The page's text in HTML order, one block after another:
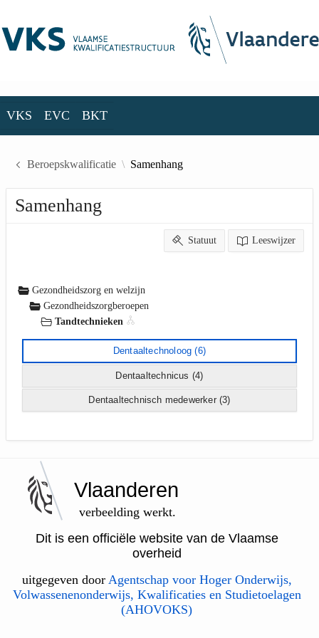
VKS EVC BKT
Beroepskwalificatie Samenhang
Samenhang
Statuut Leeswijzer
Gezondheidszorg en welzijn
Gezondheidszorgberoepen
Tandtechnieken
Dentaaltechnoloog (6)
Dentaaltechnicus (4)
Dentaaltechnisch medewerker(3)
Vlaanderen
verbeelding werkt.
Dit is een officiële website van de Vlaamse
overheid
uitgegeven door Agentschap voor Hoger Onderwijs,
Volwassenenonderwijs, Kwalificaties en Studietoelagen
(AHOVOKS)